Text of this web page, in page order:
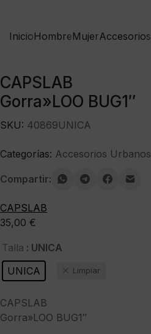
InicioHombreMujerAccesorios
CAPSLAB
Gorra»LOO BUG1″
35,00 €
Talla : UNICA
UNICA
Limpiar
CAPSLAB
Gorra»LOO BUG1″
SKU: 40869UNICA
Categorías: Accesorios Urbanos
Compartir:
CAPSLAB